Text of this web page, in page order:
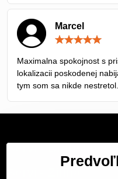
Marcel
Maximalna spokojnost s
lokalizacii poskodenej
tym som sa nikde
Servis Bratislava